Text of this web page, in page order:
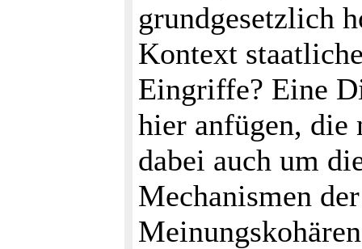
grundgesetzlich
Kontext
Eingriffe? Eine
hier anfügen, die
dabei auch um
Mechanismen